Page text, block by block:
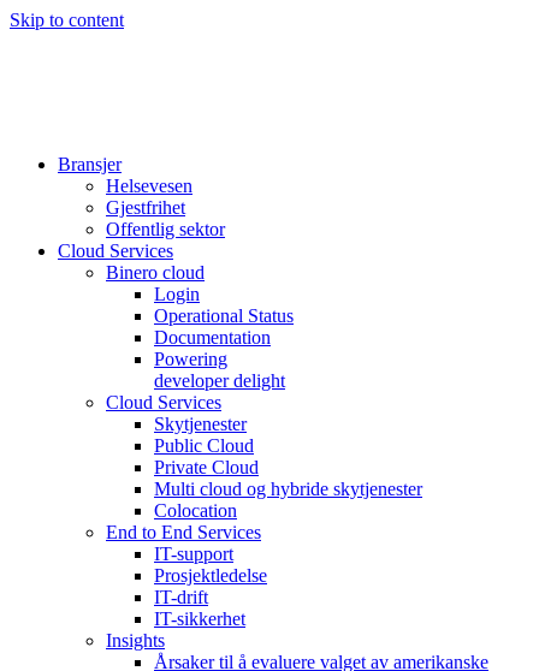
Skip to content
Bransjer
Helsevesen
Gjestfrihet
Offentlig sektor
Cloud Services
Binero cloud
Login
Operational Status
Documentation
Powering
developer delight
Cloud Services
Skytjenester
Public Cloud
Private Cloud
Multi cloud og hybride skytjenester
Colocation
End to End Services
IT-support
Prosjektledelse
IT-drift
IT-sikkerhet
Insights
Årsaker til å evaluere valget av amerikanske